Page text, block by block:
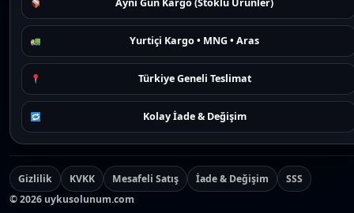
Aynı Gün Kargo (Stoklu Ürünler)
Yurtiçi Kargo • MNG • Aras
Türkiye Geneli Teslimat
Kolay İade & Değişim
Gizlilik KVKK Mesafeli Satış İade & Değişim
SSS
©2026 uykusolunum.com